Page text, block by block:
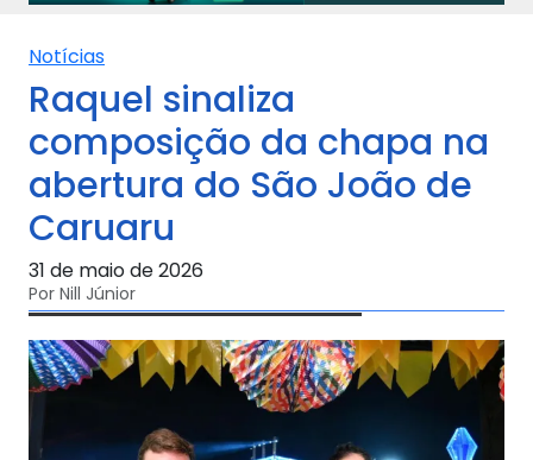
Notícias
Raquel sinaliza
composição da chapa na
abertura do São João de
Caruaru
31 de maio de 2026
Por Nill Júnior